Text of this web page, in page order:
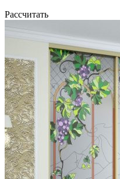
Рассчитать